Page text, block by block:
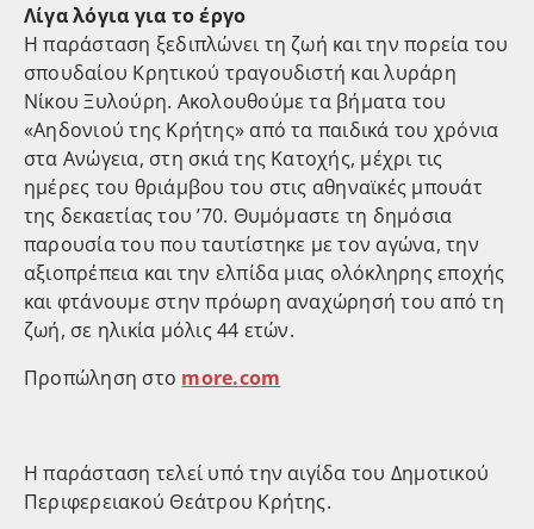
Λίγα λόγια για το έργο
Η παράσταση ξεδιπλώνει τη ζωή και την πορεία του
σπουδαίου Κρητικού τραγουδιστή και λυράρη
Νίκου Ξυλούρη. Ακολουθούμε τα βήματα του
«Αηδονιού της Κρήτης» από τα παιδικά του χρόνια
στα Ανώγεια, στη σκιά της Κατοχής, μέχρι τις
ημέρες του θριάμβου του στις αθηναϊκές μπουάτ
της δεκαετίας του ’70. Θυμόμαστε τη δημόσια
παρουσία του που ταυτίστηκε με τον αγώνα, την
αξιοπρέπεια και την ελπίδα μιας ολόκληρης εποχής
και φτάνουμε στην πρόωρη αναχώρησή του από τη
ζωή, σε ηλικία μόλις 44 ετών.
Προπώληση στο more.com
Η παράσταση τελεί υπό την αιγίδα του Δημοτικού
Περιφερειακού Θεάτρου Κρήτης.